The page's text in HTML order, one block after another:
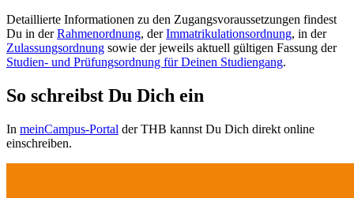
Detaillierte Informationen zu den Zugangsvoraussetzungen findest
Du in derRahmenordnung, derImmatrikulationsordnung, in der
Zulassungsordnung sowie der jeweils aktuell gültigen Fassung der
Studien- und Prüfungsordnung für Deinen Studiengang.
So schreibst Du Dich ein
In meinCampus-Portal der THB kannst Du Dich direkt online
einschreiben.